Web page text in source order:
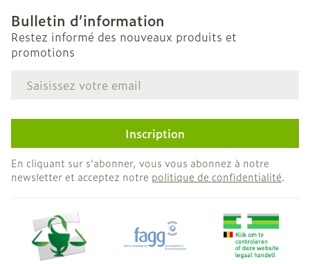
Bulletin d’information
Restez informé des nouveaux produits et
promotions
Adresse mail
Inscription
En cliquant sur s'abonner, vous vous abonnez à notre
newsletter et acceptez notre politique de confidentialité.